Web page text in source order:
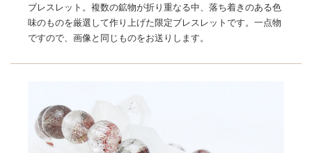
ブレスレット。複数の鉱物が折り重なる中、落ち着きのある色
味のものを厳選して作り上げた限定ブレスレットです。一点物
ですので、画像と同じものをお送りします。